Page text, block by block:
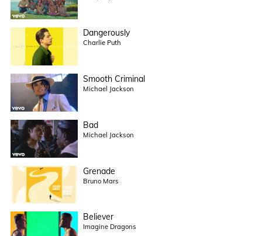
Dangerously
Charlie Puth
Smooth Criminal
Michael Jackson
Bad
Michael Jackson
Grenade
Bruno Mars
Believer
Imagine Dragons